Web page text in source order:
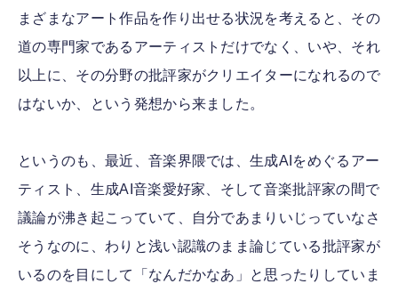
まざまなアート作品を作り出せる状況を考えると、その
道の専門家であるアーティストだけでなく、いや、それ
以上に、その分野の批評家がクリエイターになれるので
はないか、という発想から来ました。
というのも、最近、音楽界隈では、生成AIをめぐるアー
ティスト、生成AI音楽愛好家、そして音楽批評家の間で
議論が沸き起こっていて、自分であまりいじっていなさ
そうなのに、わりと浅い認識のまま論じている批評家が
いるのを目にして「なんだかなあ」と思ったりしていま